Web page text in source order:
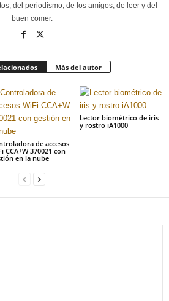
del periodismo, de los amigos, de leer y del
buen comer.
Más del autor
de accesos
CCA+W 370021 con
en la nube
Lector biométrico de iris
y rostro iA1000